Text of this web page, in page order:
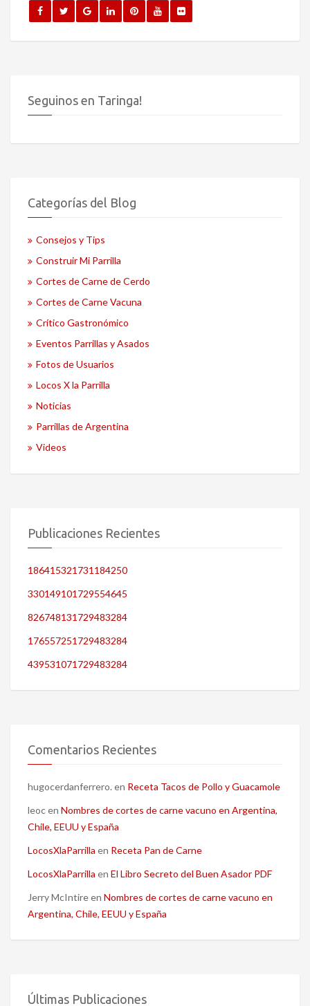
Seguinos en Taringa!
Categorías del Blog
Consejos y Tips
Construir Mi Parrilla
Cortes de Carne de Cerdo
Cortes de Carne Vacuna
Crítico Gastronómico
Eventos Parrillas y Asados
Fotos de Usuarios
Locos X la Parrilla
Noticias
Parrillas de Argentina
Videos
Publicaciones Recientes
186415321731184250
330149101729554645
826748131729483284
176557251729483284
439531071729483284
Comentarios Recientes
hugocerdanferrero. en Receta Tacos de Pollo y Guacamole
leocen Nombres de cortes de carne vacuno en Argentina,
Chile, EEUU y España
LocosXlaParrilla en Receta Pan de Carne
LocosXlaParrilla en El Libro Secreto del Buen Asador PDF
Jerry McIntireen Nombres de cortes de carne vacuno en
Argentina, Chile, EEUU y España
Últimas Publicaciones